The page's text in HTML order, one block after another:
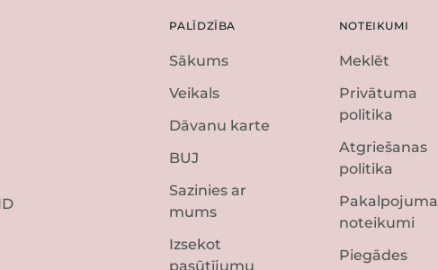
PALĪDZĪBA
Sākums
Veikals
Dāvanu karte
BUJ
Sazinies ar
mums
Izsekot
pasūtījumu
NOTEIKUMI
Meklēt
Privātuma
politika
Atgriešanas
politika
Pakalpojuma
noteikumi
Piegādes